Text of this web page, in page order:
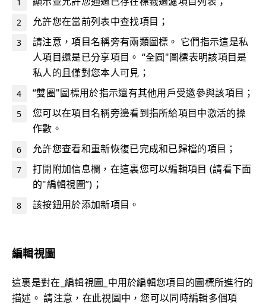
允許您在當前列表中查找項目；
請注意，項目名稱旁有兩類圖標。 它們指示這是私
人項目還是已分享項目。 “全圓"圖標表明該項目是
私人的且僅對您本人可見；
“雙圈"圖標用於指示還有其他用戶受邀參與該項目；
您可以在項目名稱旁邊看到指所給項目中激活的操
作數。
允許您查看和重新恢復已完成和已歸檔的項目；
打開附加信息欄，在這裏您可以編輯項目 (請看下面
的"編輯視圖”)；
該按鈕用於添加新項目。
編輯視圖
這裏是對在_編輯視圖_中用於編輯您項目的圖標所進行的
描述。 請注意，在此視圖中，您可以同時編輯多個項